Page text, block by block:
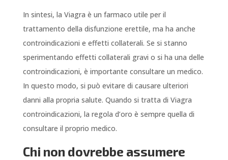
In sintesi, la Viagra è un farmaco utile per il
trattamento della disfunzione erettile, ma ha anche
controindicazioni e effetti collaterali. Se si stanno
sperimentando effetti collaterali gravi o si ha una delle
controindicazioni, è importante consultare un medico.
In questo modo, si può evitare di causare ulteriori
danni alla propria salute. Quando si tratta di Viagra
controindicazioni, la regola d’oro è sempre quella di
consultare il proprio medico.
Chi non dovrebbe assumere